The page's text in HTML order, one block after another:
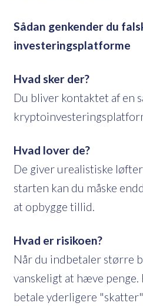
Sådan genkender du
investeringsplatforme
Hvad sker der?
Du bliver kontaktet af en
Hvad lover de?
De giver urealistiske
starten kan du måske
at opbygge tillid.
Hvad er risikoen?
Når du indbetaler større
vanskeligt at hæve penge.
betale yderligere